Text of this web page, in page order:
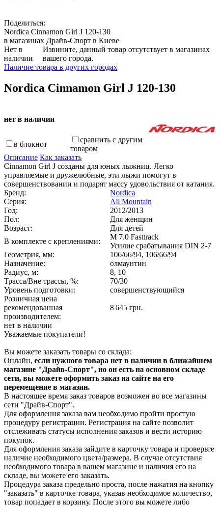
Поделиться:
Nordica Cinnamon Girl J 120-130
в магазинах Драйв-Спорт в Киеве
Нет в
наличии
Извините, данный товар отсутствует в магазинах
вашего города.
Наличие товара в других городах
Nordica Cinnamon Girl J 120-130
нет в наличии
в блокнот
сравнить с другим
товаром
Описание Как заказать
Cinnamon Girl J cозданы для юных лыжниц. Легко
управляемые и дружелюбные, эти лыжи помогут в
совершенствовании и подарят массу удовольствия от катания.
Бренд:
Nordica
Серия:
All Mountain
Год:
2012/2013
Пол:
Для женщин
Возраст:
Для детей
В комплекте с креплениями:
M 7.0 Fasttrack
Усилие срабатывания DIN 2-7
Геометрия, мм:
106/66/94, 106/66/94
Назначение:
олмаунтин
Радиус, м:
8, 10
Трасса/Вне трассы, %:
70/30
Уровень подготовки:
совершенствующийся
Розничная цена
рекомендованная
производителем:
8 645 грн.
нет в наличии
Уважаемые покупатели!
Вы можете заказать товары со склада:
Онлайн, если нужного товара нет в наличии в ближайшем
магазине "Драйв-Спорт", но он есть на основном складе
сети, вы можете оформить заказ на сайте на его
перемещение в магазин.
В настоящее время заказ товаров возможен во все магазины
сети "Драйв-Спорт".
Для оформления заказа вам необходимо пройти простую
процедуру регистрации. Регистрация на сайте позволит
отслеживать статусы исполнения заказов и вести историю
покупок.
Для оформления заказа зайдите в карточку товара и проверьте
наличие необходимого цвета/размера. В случае отсутствия
необходимого товара в вашем магазине и наличия его на
складе, вы можете его заказать.
Процедура заказа предельно проста, после нажатия на кнопку
"заказать" в карточке товара, указав необходимое количество,
товар попадает в корзину. После этого вы можете либо